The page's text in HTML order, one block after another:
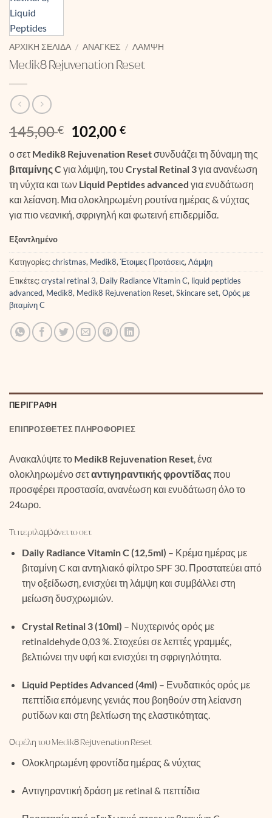
ΑΡΧΙΚΉ ΣΕΛΊΔΑ / ΑΝΆΓΚΕΣ / ΛΆΜΨΗ
Medik8 Rejuvenation Reset
145,00€
Original
price
was:
145,00 €.
102,00€Η
τιμή
είναι:
102,00 €.
ο σετMedik8 Rejuvenation Resetσυνδυάζει τη δύναμη της
βιταμίνης C για λάμψη, του Crystal Retinal 3για ανανέωση
τη νύχτα και των Liquid Peptides advanced για ενυδάτωση
και λείανση. Μια ολοκληρωμένη ρουτίνα ημέρας & νύχτας
για πιο νεανική, σφριγηλή και φωτεινή επιδερμίδα.
Εξαντλημένο
Κατηγορίες:christmas, Medik8, Έτοιμες Προτάσεις, Λάμψη
Ετικέτες:crystal retinal 3, Daily Radiance Vitamin C, liquid peptides
advanced, Medik8, Medik8 Rejuvenation Reset, Skincare set, Ορός με
βιταμίνη C
ΠΕΡΙΓΡΑΦΉ
ΕΠΙΠΡΌΣΘΕΤΕΣ ΠΛΗΡΟΦΟΡΊΕΣ
Ανακαλύψτε το Medik8 Rejuvenation Reset, ένα
ολοκληρωμένο σεταντιγηραντικής φροντίδαςπου
προσφέρει προστασία, ανανέωση και ενυδάτωση όλο το
24ωρο.
Τι περιλαμβάνει το σετ
Daily Radiance Vitamin C (12,5ml) – Κρέμα ημέρας με
βιταμίνη C και αντηλιακό φίλτρο SPF 30. Προστατεύει από
την οξείδωση, ενισχύει τη λάμψη και συμβάλλει στη
μείωση δυσχρωμιών.
Crystal Retinal 3 (10ml) – Νυχτερινός ορός με
retinaldehyde 0,03 %. Στοχεύει σε λεπτές γραμμές,
βελτιώνει την υφή και ενισχύει τη σφριγηλότητα.
Liquid Peptides Advanced (4ml) – Ενυδατικός ορός με
πεπτίδια επόμενης γενιάς που βοηθούν στη λείανση
ρυτίδων και στη βελτίωση της ελαστικότητας.
Οφέλη του Medik8 Rejuvenation Reset
Ολοκληρωμένη φροντίδα ημέρας & νύχτας
Αντιγηραντική δράση με retinal & πεπτίδια